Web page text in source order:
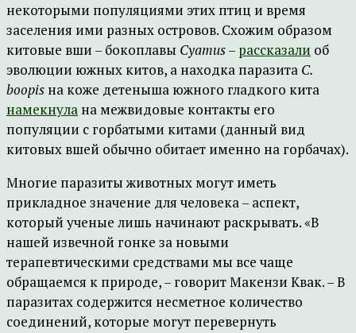
некоторыми популяциями этих птиц и время
заселения ими разных островов. Схожим образом
китовые вши – бокоплавы Cyamus– рассказали об
эволюции южных китов, а находка паразита C.
boopis на коже детеныша южного гладкого кита
намекнула на межвидовые контакты его
популяции с горбатыми китами (данный вид
китовых вшей обычно обитает именно на горбачах).
Многие паразиты животных могут иметь
прикладное значение для человека – аспект,
который ученые лишь начинают раскрывать. «В
нашей извечной гонке за новыми
терапевтическими средствами мы все чаще
обращаемся к природе, – говорит Макензи Квак. – В
паразитах содержится несметное количество
соединений, которые могут перевернуть